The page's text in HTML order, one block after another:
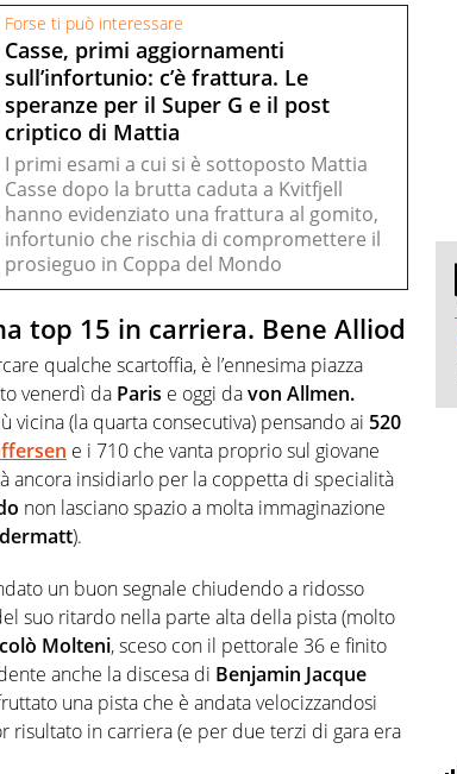
Forse ti può interessare
Casse, primi aggiornamenti
sull’infortunio: c’è frattura. Le
speranze per il Super G e il post
criptico di Mattia
I primi esami a cui si è sottoposto Mattia
Casse dopo la brutta caduta a Kvitfjell
hanno evidenziato una frattura al gomito,
infortunio che rischia di compromettere il
prosieguo in Coppa del Mondo
top 15 in carriera. Bene Alliod
qualche scartoffia, è l’ennesima piazza
venerdì da Paris e oggi davon Allmen.
(la quarta consecutiva) pensando ai 520
e i 710 che vanta proprio sul giovane
ancora insidiarlo per la coppetta di specialità
non lasciano spazio a molta immaginazione
).
un buon segnale chiudendo a ridosso
suo ritardo nella parte alta della pista (molto
Molteni, sceso con il pettorale 36 e finito
anche la discesa di Benjamin Jacque
una pista che è andata velocizzandosi
risultato in carriera (e per due terzi di gara era